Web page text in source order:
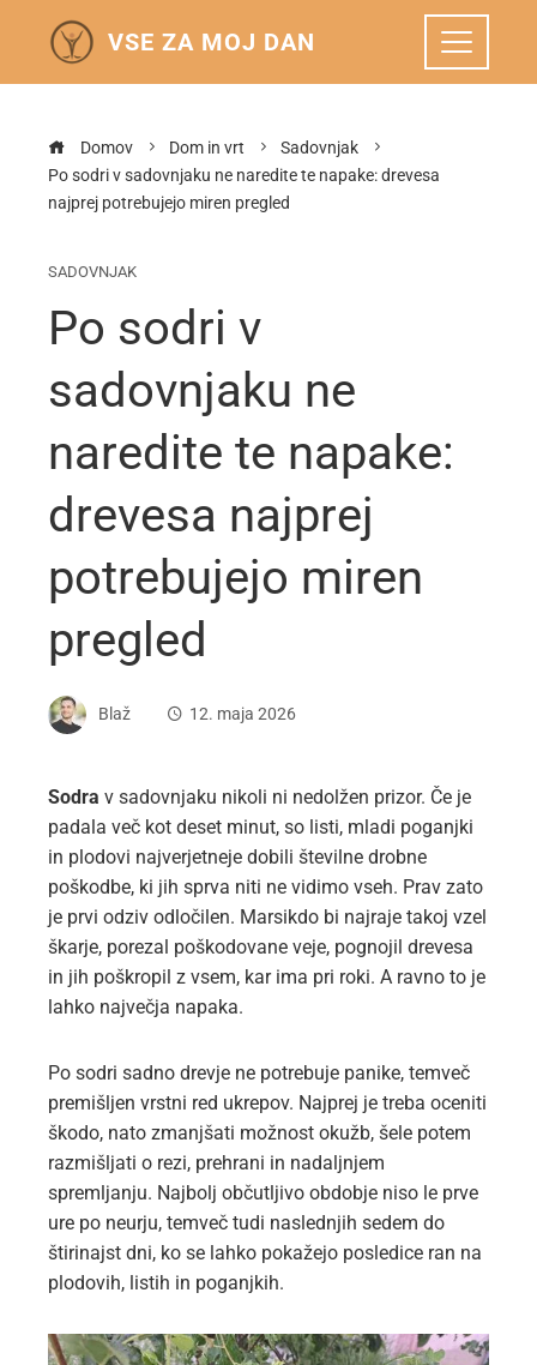
VSE ZA MOJ DAN
Domov Dom in vrt
Sadovnjak
Po sodri v sadovnjaku ne naredite te napake: drevesa
najprej potrebujejo miren pregled
SADOVNJAK
Po sodri v
sadovnjaku ne
naredite te napake:
drevesa najprej
potrebujejo miren
pregled
Blaž 12. maja 2026
Sodra v sadovnjaku nikoli ni nedolžen prizor. Če je
padala več kot deset minut, so listi, mladi poganjki
in plodovi najverjetneje dobili številne drobne
poškodbe, ki jih sprva niti ne vidimo vseh. Prav zato
je prvi odziv odločilen. Marsikdo bi najraje takoj vzel
škarje, porezal poškodovane veje, pognojil drevesa
in jih poškropil z vsem, kar ima pri roki. A ravno to je
lahko največja napaka.
Po sodri sadno drevje ne potrebuje panike, temveč
premišljen vrstni red ukrepov. Najprej je treba oceniti
škodo, nato zmanjšati možnost okužb, šele potem
razmišljati o rezi, prehrani in nadaljnjem
spremljanju. Najbolj občutljivo obdobje niso le prve
ure po neurju, temveč tudi naslednjih sedem do
štirinajst dni, ko se lahko pokažejo posledice ran na
plodovih, listih in poganjkih.